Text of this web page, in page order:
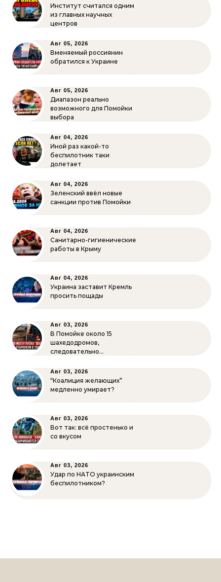
Институт считался одним
из главных научных
центров
Авг 05, 2026
Вменяемый россиянин
обратился к Украине
Авг 05, 2026
Диапазон реально
возможного для Помойки
выбора
Авг 04, 2026
Иной раз какой-то
беспилотник таки
долетает
Авг 04, 2026
Зеленский ввёл новые
санкции против Помойки
Авг 04, 2026
Санитарно-гигиенические
работы в Крыму
Авг 04, 2026
Украина заставит Кремль
просить пощады
Авг 03, 2026
В Помойке около 15
шахедодромов,
следовательно…
Авг 03, 2026
“Коалиция желающих”
медленно умирает?
Авг 03, 2026
Вот так: всё простенько и
со вкусом
Авг 03, 2026
Удар по НАТО украинским
беспилотником?